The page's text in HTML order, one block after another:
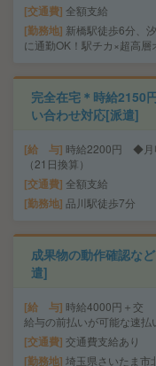
交通費 全額支給
勤務地 新橋駅徒歩6分、
に通勤OK！駅チカ×超高層
完全在宅＊時給2150
い合わせ対応[派遣]
給 与 時給2200円 ◆月
（21日換算）
交通費 全額支給
勤務地 品川駅徒歩7分
成果物の動作確認な
遣]
給 与 時給4000円＋交
給与の前払いが可能な速払
交通費 交通費支給あり
勤務地 埼玉県さいたま